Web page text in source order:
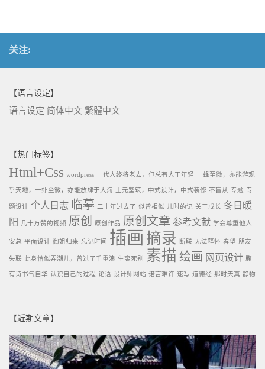
关注:
【语言设定】
语言设定 简体中文 繁體中文
【热门标签】
Html+Css wordpress 一代人终将老去，但总有人正年轻 一蜂至微，亦能游观
乎天地，一虲至微，亦能放肆于大海 上元鉴筑，中式设计，中式装修 不盲从 专题 专
题设计 个人日志 临摹 二十年过去了 似曾相似 儿时的记 关于成长 冬日暖
阳
几十万赞的视频 原创 原创作品 原创文章 参考文献 学会尊重他人
安总 平面设计 御姐归来 忘记时间 插画 摘录 断联 无法释怀 春望 朋友
失联 此身恰似弄潮儿，曾过了千重浪 生离死别 素描 绘画 网页设计 腹
有诗书气自华 认识自己的过程 论语 设计师网站 诺言难许 速写 道德经 那时天真 静物
【近期文章】